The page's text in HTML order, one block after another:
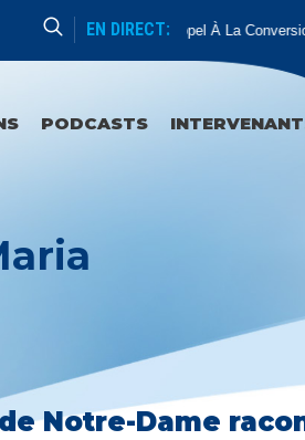
EN DIRECT:Appel À La
PODCASTS
Notre-Dame